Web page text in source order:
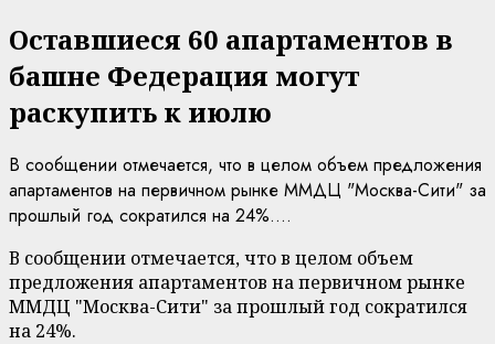
Оставшиеся 60 апартаментов в
башне Федерация могут
раскупить к июлю
В сообщении отмечается, что в целом объем предложения
апартаментов на первичном рынке ММДЦ "Москва-Сити" за
прошлый год сократился на 24%....
В сообщении отмечается, что в целом объем
предложения апартаментов на первичном рынке
ММДЦ "Москва-Сити" за прошлый год сократился
на 24%.